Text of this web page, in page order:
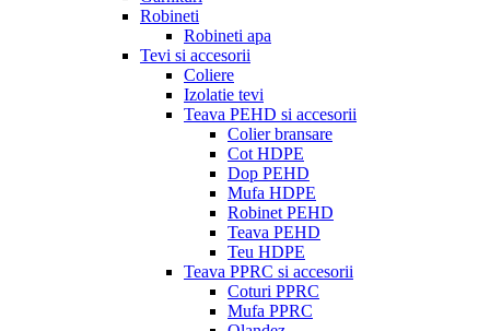
Robineti
Robineti apa
Tevi si accesorii
Coliere
Izolatie tevi
Teava PEHD si accesorii
Colier bransare
Cot HDPE
Dop PEHD
Mufa HDPE
Robinet PEHD
Teava PEHD
Teu HDPE
Teava PPRC si accesorii
Coturi PPRC
Mufa PPRC